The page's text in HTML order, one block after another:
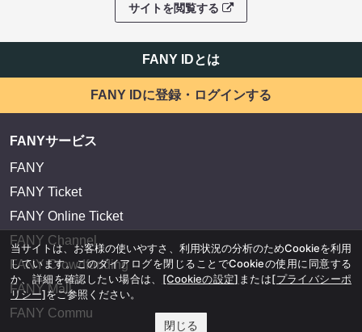
サイトを閲覧する
FANY IDとは
FANY IDに登録・ログインする
FANYサービス
FANY
FANY Ticket
FANY Online Ticket
FANY Channel
FANY Crowdfunding
FANY Mall
FANY Commu
当サイトは、お客様の使いやすさ、利用状況の分析のためCookieを利用
しています。このダイアログを閉じることでCookieの使用に同意する
か、詳細を確認したい場合は、 [Cookieの設定] または[プライバシーポ
リシー]をご参照ください。
閉じる